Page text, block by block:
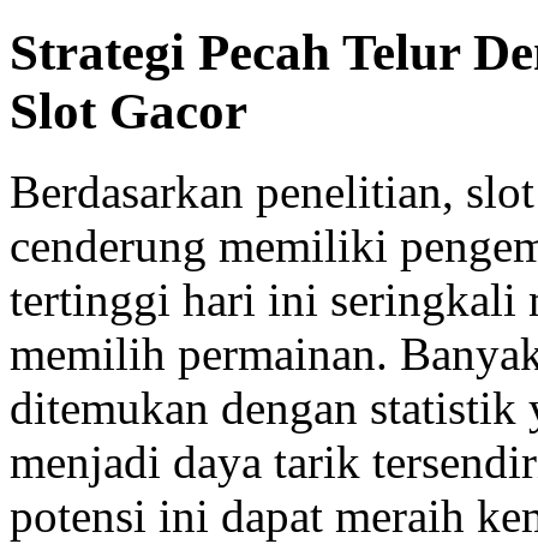
Strategi Pecah Telur
Slot Gacor
Berdasarkan penelitian,
cenderung memiliki
tertinggi hari ini seringkali
memilih permainan.
ditemukan dengan statistik
menjadi daya tarik
potensi ini dapat meraih